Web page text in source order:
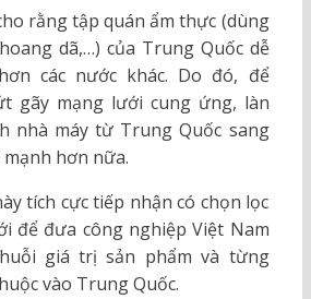
rằng tập quán ẩm thực (dùng
dã,…) của Trung Quốc dễ
các nước khác. Do đó, để
gãy mạng lưới cung ứng, làn
nhà máy từ Trung Quốc sang
mạnh hơn nữa.
tích cực tiếp nhận có chọn lọc
để đưa công nghiệp Việt Nam
giá trị sản phẩm và từng
vào Trung Quốc.